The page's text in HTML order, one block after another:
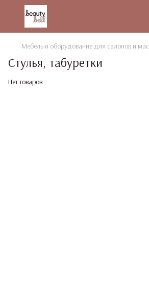
Мебель и оборудование для салонов и
Стулья, табуретки
Нет товаров